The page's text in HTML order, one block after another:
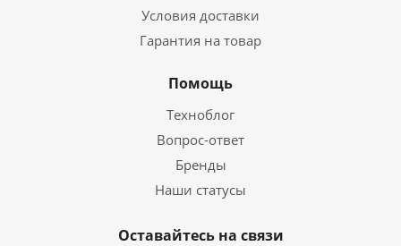
Условия доставки
Гарантия на товар
Помощь
Техноблог
Вопрос-ответ
Бренды
Наши статусы
Оставайтесь на связи